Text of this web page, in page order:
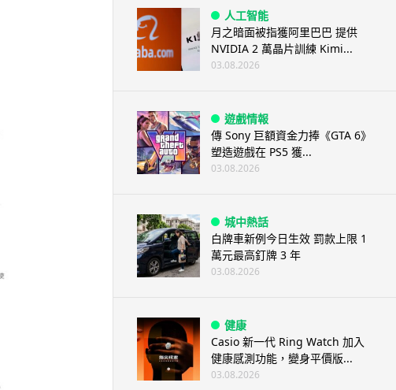
人工智能
月之暗面被指獲阿里巴巴 提供
NVIDIA 2 萬晶片訓練 Kimi...
03.08.2026
遊戲情報
傳 Sony 巨額資金力捧《GTA 6》
塑造遊戲在 PS5 獲...
03.08.2026
城中熱話
白牌車新例今日生效 罰款上限 1
萬元最高釘牌 3 年
03.08.2026
健康
Casio 新一代 Ring Watch 加入
健康感測功能，變身平價版...
03.08.2026